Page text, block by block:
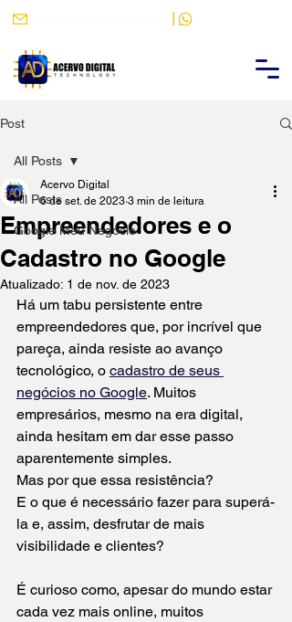
|
Post
All Posts
Google Meu Negócio
All Posts
Empreendedores e o
Cadastro no Google
Acervo Digital
6 de set. de 2023 3 min de leitura
Atualizado: 1 de nov. de 2023
Há um tabu persistente entre
empreendedores que, por incrível que
pareça, ainda resiste ao avanço
tecnológico, o cadastro de seus
negócios no Google. Muitos
empresários, mesmo na era digital,
ainda hesitam em dar esse passo
aparentemente simples.
Mas por que essa resistência?
E o que é necessário fazer para superá-
la e, assim, desfrutar de mais
visibilidade e clientes?
É curioso como, apesar do mundo estar
cada vez mais online, muitos